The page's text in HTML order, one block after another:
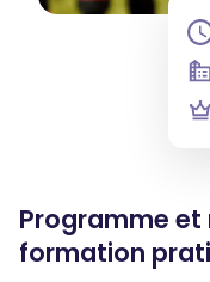
Programme
formation